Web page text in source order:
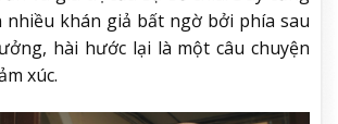
nhiều khán giả bất ngờ bởi phía sau
hài hước lại là một câu chuyện
xúc.